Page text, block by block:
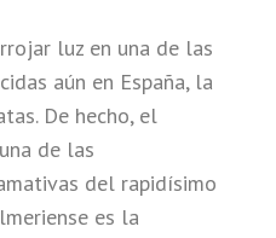
luz en una de las
aún en España, la
De hecho, el
de las
del rapidísimo
es la